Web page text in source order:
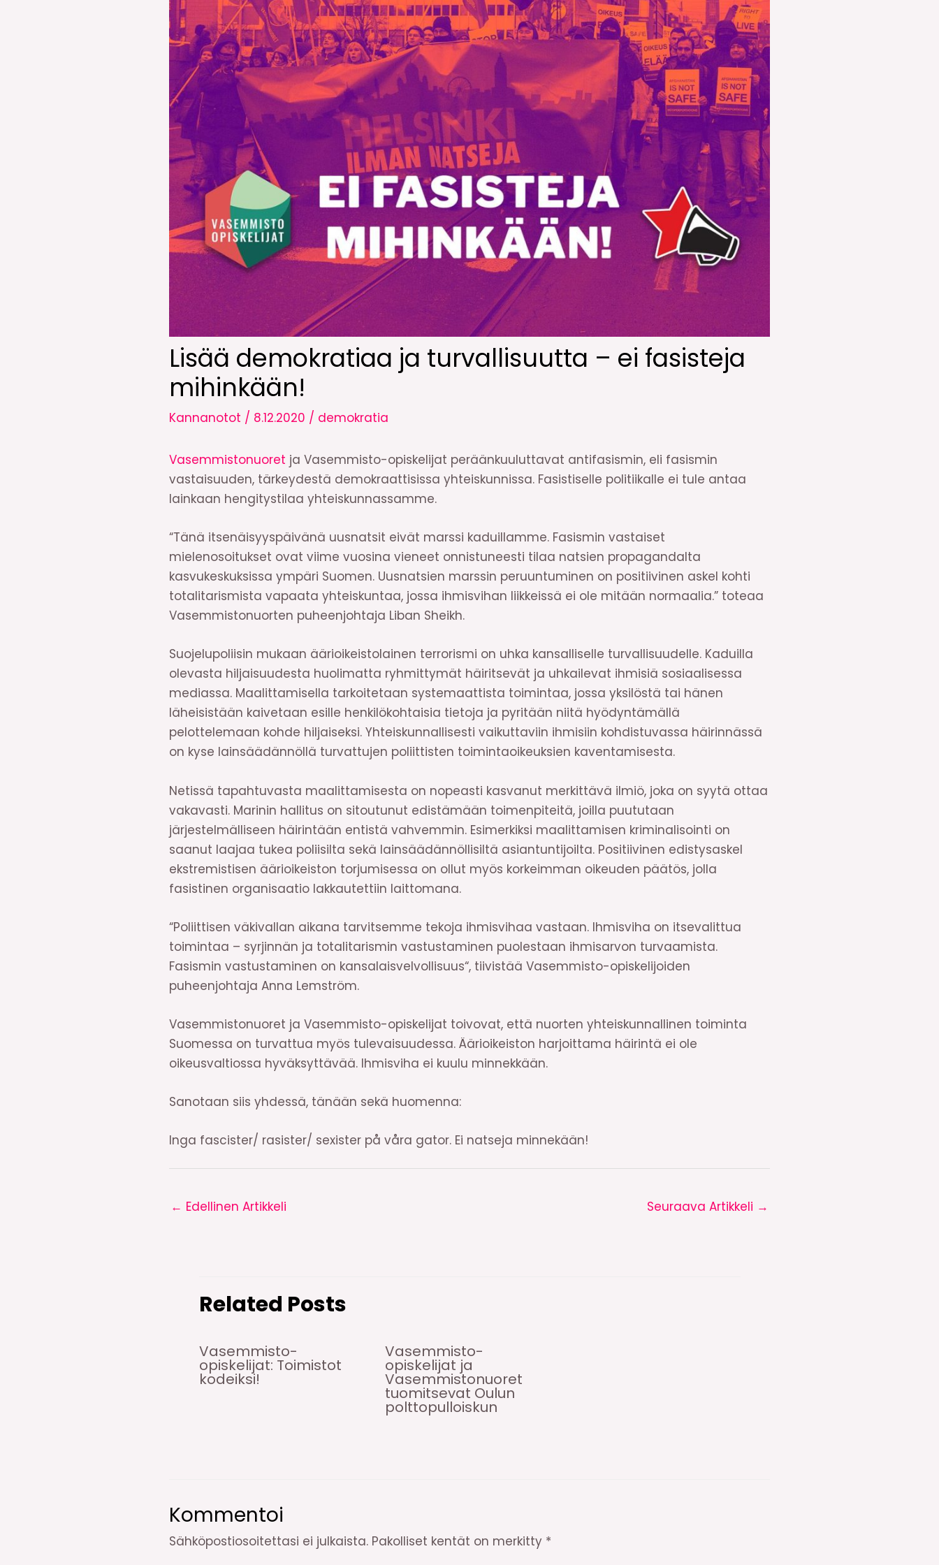
Lisää demokratiaa ja turvallisuutta – ei fasisteja
mihinkään!
Kannanotot / 8.12.2020 / demokratia
Vasemmistonuoret ja Vasemmisto-opiskelijat peräänkuuluttavat antifasismin, eli fasismin
vastaisuuden, tärkeydestä demokraattisissa yhteiskunnissa. Fasistiselle politiikalle ei tule antaa
lainkaan hengitystilaa yhteiskunnassamme.
“Tänä itsenäisyyspäivänä uusnatsit eivät marssi kaduillamme. Fasismin vastaiset
mielenosoitukset ovat viime vuosina vieneet onnistuneesti tilaa natsien propagandalta
kasvukeskuksissa ympäri Suomen. Uusnatsien marssin peruuntuminen on positiivinen askel kohti
totalitarismista vapaata yhteiskuntaa, jossa ihmisvihan liikkeissä ei ole mitään normaalia.” toteaa
Vasemmistonuorten puheenjohtaja Liban Sheikh.
Suojelupoliisin mukaan äärioikeistolainen terrorismi on uhka kansalliselle turvallisuudelle. Kaduilla
olevasta hiljaisuudesta huolimatta ryhmittymät häiritsevät ja uhkailevat ihmisiä sosiaalisessa
mediassa. Maalittamisella tarkoitetaan systemaattista toimintaa, jossa yksilöstä tai hänen
läheisistään kaivetaan esille henkilökohtaisia tietoja ja pyritään niitä hyödyntämällä
pelottelemaan kohde hiljaiseksi. Yhteiskunnallisesti vaikuttaviin ihmisiin kohdistuvassa häirinnässä
on kyse lainsäädännöllä turvattujen poliittisten toimintaoikeuksien kaventamisesta.
Netissä tapahtuvasta maalittamisesta on nopeasti kasvanut merkittävä ilmiö, joka on syytä ottaa
vakavasti. Marinin hallitus on sitoutunut edistämään toimenpiteitä, joilla puututaan
järjestelmälliseen häirintään entistä vahvemmin. Esimerkiksi maalittamisen kriminalisointi on
saanut laajaa tukea poliisilta sekä lainsäädännöllisiltä asiantuntijoilta. Positiivinen edistysaskel
ekstremistisen äärioikeiston torjumisessa on ollut myös korkeimman oikeuden päätös, jolla
fasistinen organisaatio lakkautettiin laittomana.
“Poliittisen väkivallan aikana tarvitsemme tekoja ihmisvihaa vastaan. Ihmisviha on itsevalittua
toimintaa – syrjinnän ja totalitarismin vastustaminen puolestaan ihmisarvon turvaamista.
Fasismin vastustaminen on kansalaisvelvollisuus“, tiivistää Vasemmisto-opiskelijoiden
puheenjohtaja Anna Lemström.
Vasemmistonuoret ja Vasemmisto-opiskelijat toivovat, että nuorten yhteiskunnallinen toiminta
Suomessa on turvattua myös tulevaisuudessa. Äärioikeiston harjoittama häirintä ei ole
oikeusvaltiossa hyväksyttävää. Ihmisviha ei kuulu minnekkään.
Sanotaan siis yhdessä, tänään sekä huomenna:
Inga fascister/ rasister/ sexister på våra gator. Ei natseja minnekään!
← Edellinen Artikkeli Seuraava Artikkeli →
Related Posts
Vasemmisto-
opiskelijat: Toimistot
kodeiksi!
Vasemmisto-
opiskelijat ja
Vasemmistonuoret
tuomitsevat Oulun
polttopulloiskun
Kommentoi
Sähköpostiosoitettasi ei julkaista. Pakolliset kentät on merkitty *